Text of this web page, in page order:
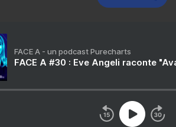
FACE A - un podcast Purecharts
FACE A #30 : Eve Angeli raconte